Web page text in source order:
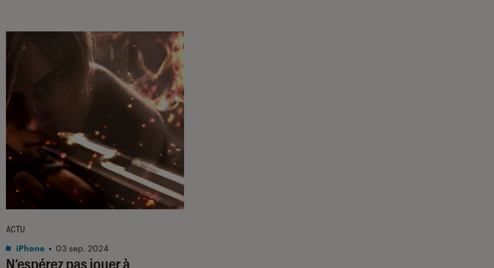
N’espérez pas jouer à
ACTU
iPhone • 03 sep. 2024